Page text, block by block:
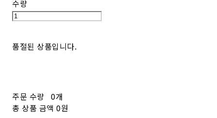
수량
품절된 상품입니다.
주문 수량 0개
총 상품 금액 0원